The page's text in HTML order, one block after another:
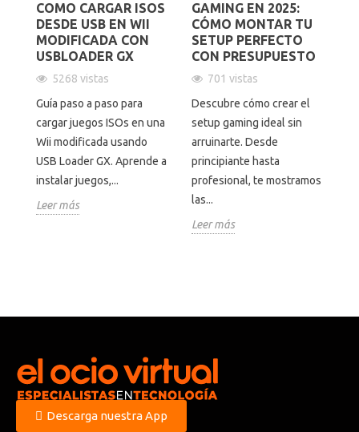
COMO CARGAR ISOS
DESDE USB EN WII
MODIFICADA CON
USBLOADER GX
5268 vistas
Guía paso a paso para
cargar juegos ISOs en una
Wii modificada usando
USB Loader GX. Aprende a
instalar juegos,...
Leer más
GAMING EN 2025:
CÓMO MONTAR TU
SETUP PERFECTO
CON PRESUPUESTO
701 vistas
Descubre cómo crear el
setup gaming ideal sin
arruinarte. Desde
principiante hasta
profesional, te mostramos
las...
Leer más
Descarga nuestra App